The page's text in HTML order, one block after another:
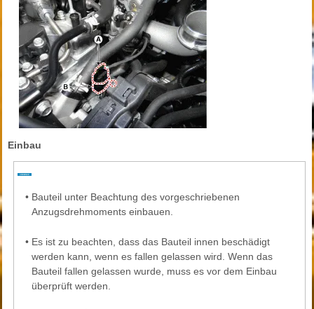
Einbau
• Bauteil unter Beachtung des vorgeschriebenen
Anzugsdrehmoments einbauen.
• Es ist zu beachten, dass das Bauteil innen beschädigt
werden kann, wenn es fallen gelassen wird. Wenn das
Bauteil fallen gelassen wurde, muss es vor dem Einbau
überprüft werden.